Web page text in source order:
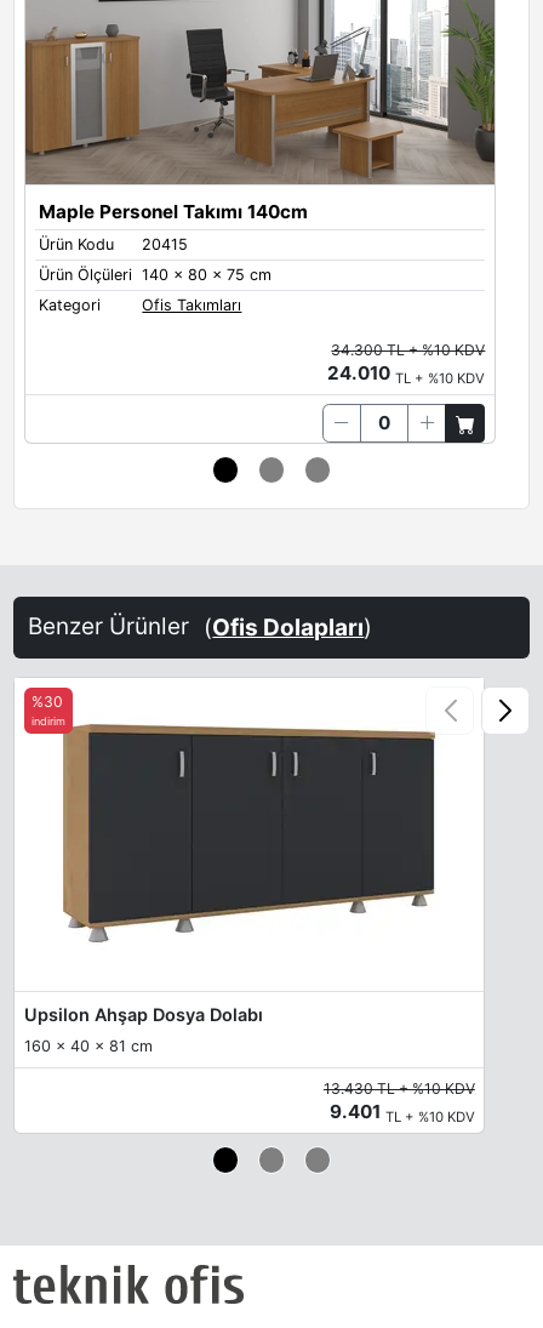
Maple Personel Takımı 140cm
Ürün Kodu
20415
Ürün Ölçüleri 140 x 80 x 75 cm
Kategori
Ofis Takımları
34.300 TL + %10 KDV
24.010TL + %10 KDV
Benzer Ürünler (Ofis Dolapları)
Upsilon Ahşap Dosya Dolabı
160 x 40 x 81 cm
%30
indirim
13.430 TL + %10 KDV
9.401 TL + %10 KDV